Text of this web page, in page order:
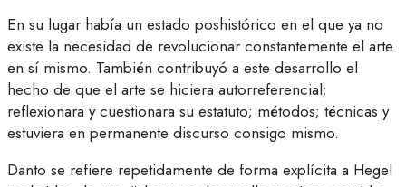
En su lugar había un estado poshistórico en el que ya no
existe la necesidad de revolucionar constantemente el arte
en sí mismo. También contribuyó a este desarrollo el
hecho de que el arte se hiciera autorreferencial;
reflexionara y cuestionara su estatuto; métodos; técnicas y
estuviera en permanente discurso consigo mismo.
Danto se refiere repetidamente de forma explícita a Hegel